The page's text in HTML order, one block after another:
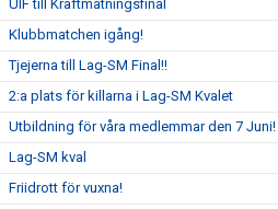
UIF till Kraftmätningsfinal
Klubbmatchen igång!
Tjejerna till Lag-SM Final!!
2:a plats för killarna i Lag-SM Kvalet
Utbildning för våra medlemmar den 7 Juni!
Lag-SM kval
Friidrott för vuxna!